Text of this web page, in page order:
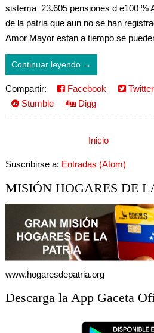
sistema 23.605 pensiones d e100 %
de la patria que aun no se han
Amor Mayor estan a tiempo se
Continuar leyendo →
Compartir: Facebook Twitter
Stumble
Digg
Inicio
Suscribirse a: Entradas (Atom)
MISIÓN HOGARES DE
www.hogaresdepatria.org
Descarga la App Gaceta